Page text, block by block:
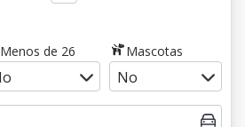
Menos de 26 Mascotas